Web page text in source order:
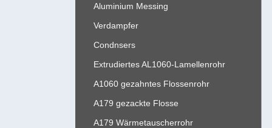
Aluminium Messing
Verdampfer
Condnsers
Extrudiertes AL1060-Lamellenrohr
A1060 gezahntes Flossenrohr
A179 gezackte Flosse
A179 Wärmetauscherrohr